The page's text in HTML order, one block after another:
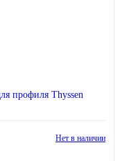
профиля Thyssen
Нет в наличии